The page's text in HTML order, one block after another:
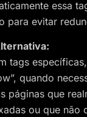
essa
para evitar
tags
quando
páginas que
ou que não